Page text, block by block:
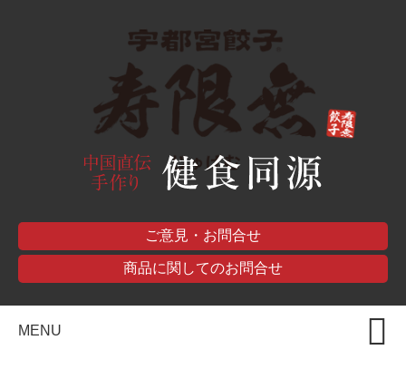
ご意見・お問合せ
商品に関してのお問合せ
MENU